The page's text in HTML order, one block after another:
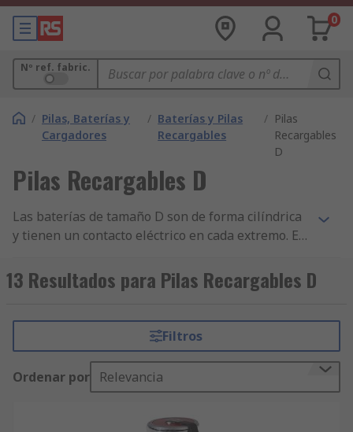
0
Nº ref. fabric.
/ Pilas, Baterías y
Cargadores
/ Baterías y Pilas
Recargables
/ Pilas
Recargables
D
Pilas Recargables D
Las baterías de tamaño D son de forma cilíndrica
y tienen un contacto eléctrico en cada extremo. El
de metal mientras que el negativo es plano. Las
baterías de tamaño D se utilizan habitualmente
funcionamiento prolongado o alta corriente de
drenaje. Debido a su tamaño, estas baterías son
ideales para grandes linternas, megáfonos,
productos que utilizan motores eléctricos, etc.Las
las baterías D estándar, puesto que suelen tener
13 Resultados para Pilas Recargables D
Filtros
Ordenar por Relevancia